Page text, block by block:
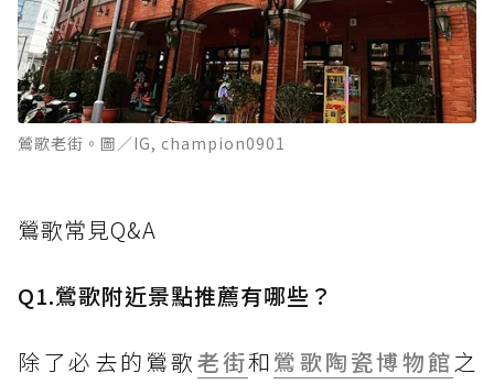
鶯歌老街。圖／IG, champion0901
鶯歌常見Q&A
Q1.鶯歌附近景點推薦有哪些？
除了必去的鶯歌老街和鶯歌陶瓷博物館之